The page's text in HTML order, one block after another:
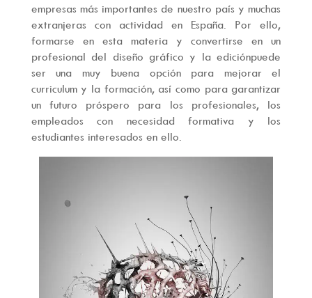
empresas más importantes de nuestro país y muchas
extranjeras con actividad en España. Por ello,
formarse en esta materia y convertirse en un
profesional del diseño gráfico y la ediciónpuede
ser una muy buena opción para mejorar el
curriculum y la formación, así como para garantizar
un futuro próspero para los profesionales, los
empleados con necesidad formativa y los
estudiantes interesados en ello.